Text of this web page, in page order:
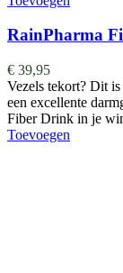
RainPharma
€ 39,95
Vezels tekort? Dit
een excellente
Fiber Drink in je
Toevoegen